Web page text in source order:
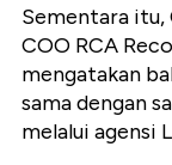
Sementara itu,
COO RCA
mengatakan
sama dengan
melalui agensi